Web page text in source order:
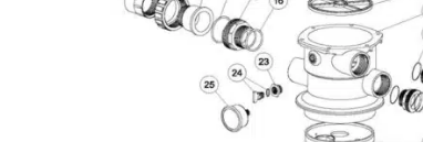
Без категорії